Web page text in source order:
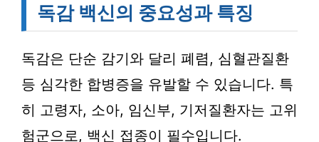
독감 백신의 중요성과 특징
독감은 단순 감기와 달리 폐렴, 심혈관질환
등 심각한 합병증을 유발할 수 있습니다. 특
히 고령자, 소아, 임신부, 기저질환자는 고위
험군으로, 백신 접종이 필수입니다.